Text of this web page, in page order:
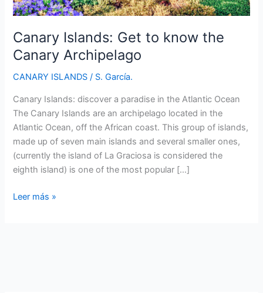
Canary Islands: Get to know the
Canary Archipelago
CANARY ISLANDS / S. García.
Canary Islands: discover a paradise in the Atlantic Ocean
The Canary Islands are an archipelago located in the
Atlantic Ocean, off the African coast. This group of islands,
made up of seven main islands and several smaller ones,
(currently the island of La Graciosa is considered the
eighth island) is one of the most popular […]
Canary
Leer más »